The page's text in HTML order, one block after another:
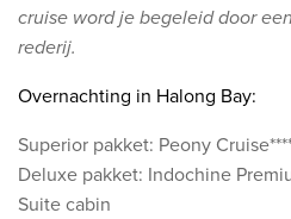
cruise word je begeleid door
rederij.
Overnachting in Halong Bay:
Superior pakket: Peony
Deluxe pakket: Indochine
Suite cabin